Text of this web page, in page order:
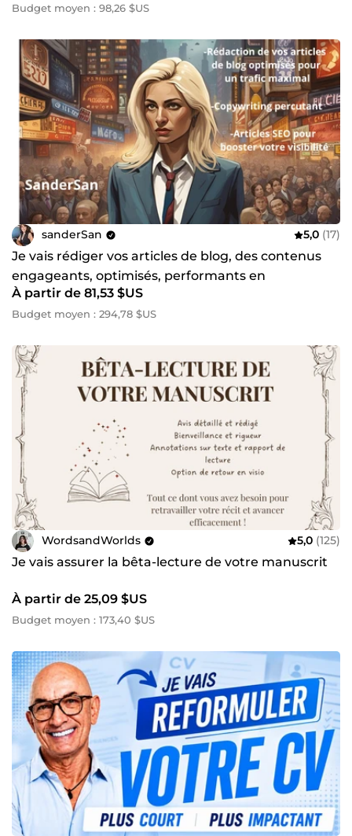
Budget moyen : 98,26 $US
sanderSan 5,0 (17)
Je vais rédiger vos articles de blog, des contenus
engageants, optimisés, performants en
copywriting
À partir de 81,53 $US
Budget moyen : 294,78 $US
WordsandWorlds 5,0 (125)
Je vais assurer la bêta-lecture de votre manuscrit
À partir de 25,09 $US
Budget moyen : 173,40 $US